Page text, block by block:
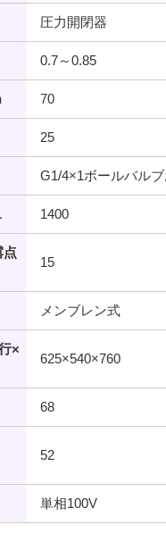
圧力開閉器
0.7～0.85
70
25
G1/4×1ボールバル
1400
点
15
メンブレン式
×
625×540×760
68
52
単相100V